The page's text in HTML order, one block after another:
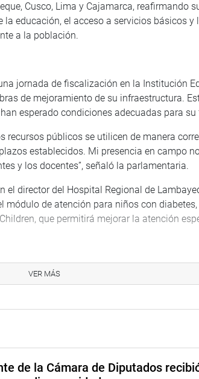
Cusco, Lima y Cajamarca, reafirmando
educación, el acceso a servicios básicos y
a la población.
jornada de fiscalización en la Institución
de mejoramiento de su infraestructura.
esperado condiciones adecuadas para
recursos públicos se utilicen de manera
establecidos. Mi presencia en campo
y los docentes”, señaló la parlamentaria.
director del Hospital Regional de
módulo de atención para niños con
que permitirá mejorar la atención
Educativa Cecilia Túpac Amaru, en
encuentran la construcción de un techo
la implementación de instrumentos
integral, cultural y formativo de los
VER MÁS
de la Cámara de Diputados